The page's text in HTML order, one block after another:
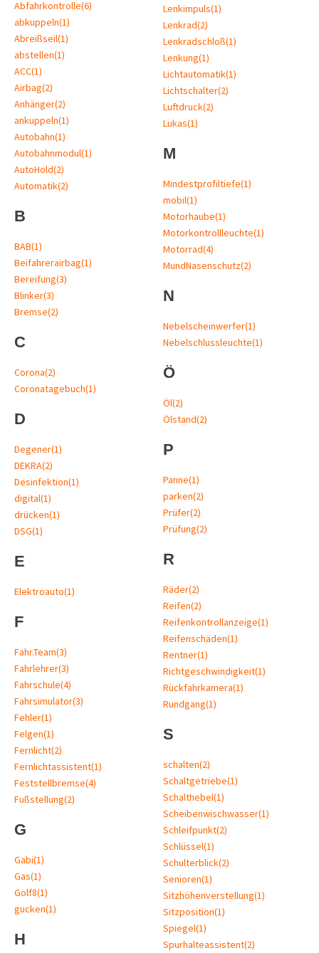
Abfahrkontrolle(6)
abkuppeln(1)
Abreißseil(1)
abstellen(1)
ACC(1)
Airbag(2)
Anhänger(2)
ankuppeln(1)
Autobahn(1)
Autobahnmodul(1)
AutoHold(2)
Automatik(2)
B
BAB(1)
Beifahrerairbag(1)
Bereifung(3)
Blinker(3)
Bremse(2)
C
Corona(2)
Coronatagebuch(1)
D
Degener(1)
DEKRA(2)
Desinfektion(1)
digital(1)
drücken(1)
DSG(1)
E
Elektroauto(1)
F
Fahr.Team(3)
Fahrlehrer(3)
Fahrschule(4)
Fahrsimulator(3)
Fehler(1)
Felgen(1)
Fernlicht(2)
Fernlichtassistent(1)
Feststellbremse(4)
Fußstellung(2)
G
Gabi(1)
Gas(1)
Golf8(1)
gucken(1)
H
Lenkimpuls(1)
Lenkrad(2)
Lenkradschloß(1)
Lenkung(1)
Lichtautomatik(1)
Lichtschalter(2)
Luftdruck(2)
Lukas(1)
M
Mindestprofiltiefe(1)
mobil(1)
Motorhaube(1)
Motorkontrollleuchte(1)
Motorrad(4)
MundNasenschutz(2)
N
Nebelscheinwerfer(1)
Nebelschlussleuchte(1)
Ö
Öl(2)
Ölstand(2)
P
Panne(1)
parken(2)
Prüfer(2)
Prüfung(2)
R
Räder(2)
Reifen(2)
Reifenkontrollanzeige(1)
Reifenschäden(1)
Rentner(1)
Richtgeschwindigkeit(1)
Rückfahrkamera(1)
Rundgang(1)
S
schalten(2)
Schaltgetriebe(1)
Schalthebel(1)
Scheibenwischwasser(1)
Schleifpunkt(2)
Schlüssel(1)
Schulterblick(2)
Senioren(1)
Sitzhöhenverstellung(1)
Sitzposition(1)
Spiegel(1)
Spurhalteassistent(2)